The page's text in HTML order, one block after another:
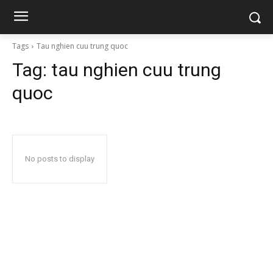
Tags Tau nghien cuu trung quoc
Tag: tau nghien cuu trung
quoc
No posts to display